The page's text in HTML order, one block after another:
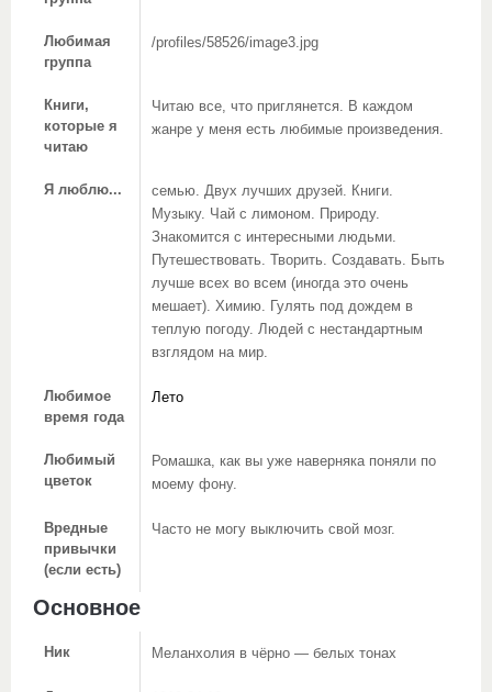
Любимая
группа
/profiles/58526/image3.jpg
Книги,
которые я
читаю
Читаю все, что приглянется. В каждом
жанре у меня есть любимые произведения.
Я люблю...
семью. Двух лучших друзей. Книги.
Музыку. Чай с лимоном. Природу.
Знакомится с интересными людьми.
Путешествовать. Творить. Создавать. Быть
лучше всех во всем (иногда это очень
мешает). Химию. Гулять под дождем в
теплую погоду. Людей с нестандартным
взглядом на мир.
Любимое
время года
Лето
Любимый
цветок
Ромашка, как вы уже наверняка поняли по
моему фону.
Вредные
привычки
(если есть)
Часто не могу выключить свой мозг.
Основное
Ник Меланхолия в чёрно — белых тонах